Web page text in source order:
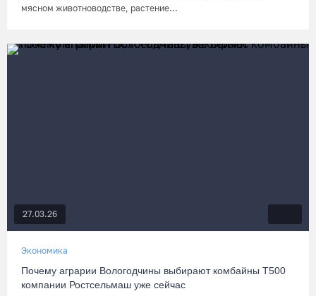
мясном животноводстве, растение...
27.03.26
Экономика
Почему аграрии Вологодчины выбирают комбайны Т500
компании Ростсельмаш уже сейчас